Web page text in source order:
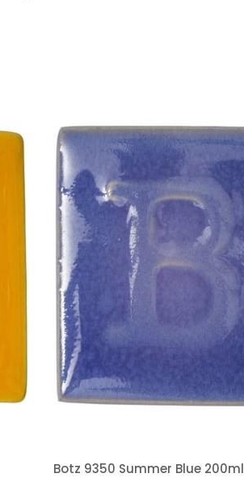
Botz 9350 Summer Blue 200ml